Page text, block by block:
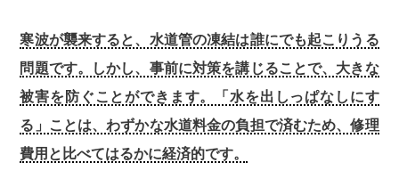
寒波が襲来すると、水道管の凍結は誰にでも起こりうる
問題です。しかし、事前に対策を講じることで、大きな
被害を防ぐことができます。「水を出しっぱなしにす
る」ことは、わずかな水道料金の負担で済むため、修理
費用と比べてはるかに経済的です。